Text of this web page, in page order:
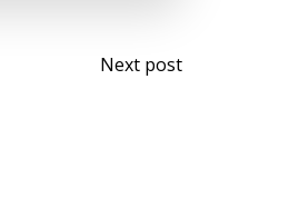
Next post